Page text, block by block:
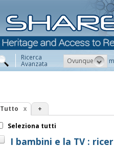
Ricerca
Avanzata Ovunque
Tutto +
Seleziona tutti
I bambini e la TV :